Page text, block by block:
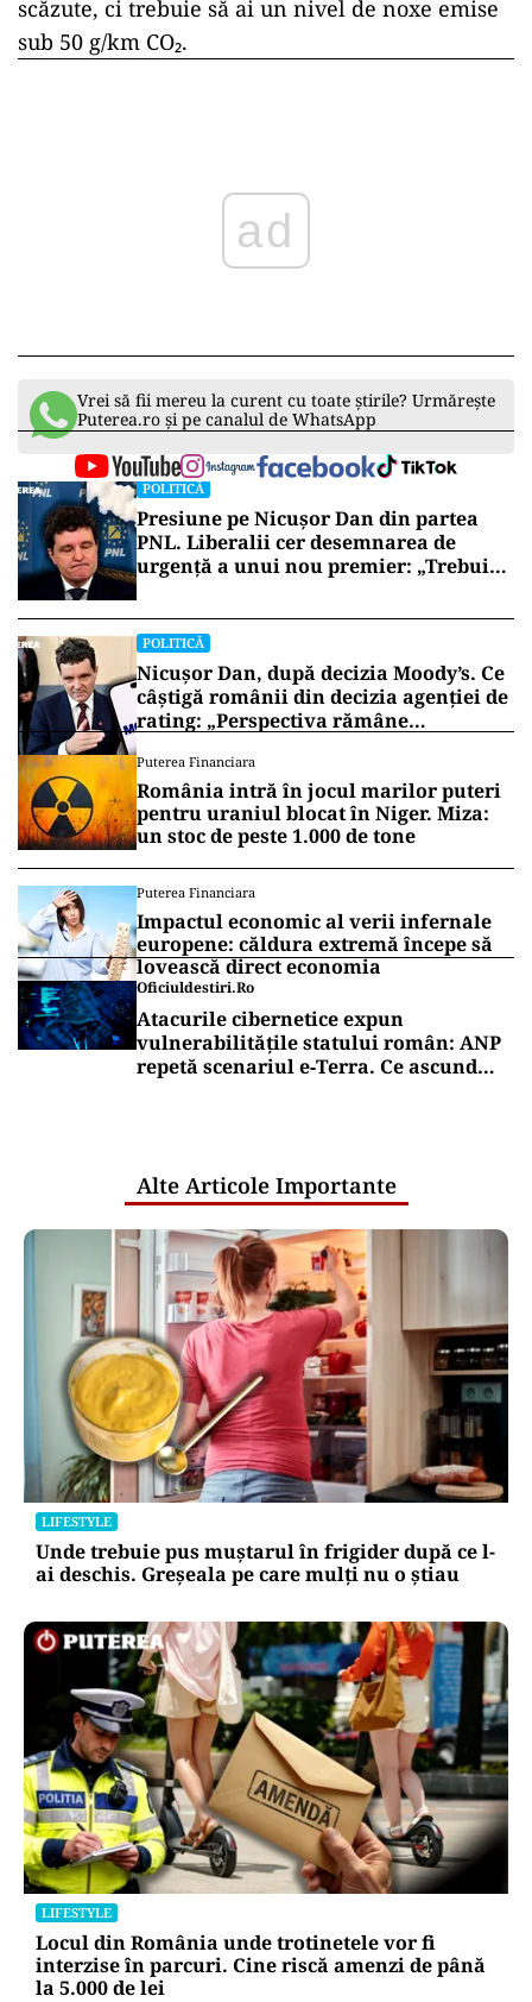
scăzute, ci trebuie să ai un nivel de noxe emise
sub 50 g/km CO₂.
ad
Vrei să fii mereu la curent cu toate știrile? Urmărește
Puterea.ro și pe canalul de WhatsApp
POLITICĂ
Presiune pe Nicușor Dan din partea
PNL. Liberalii cer desemnarea de
urgență a unui nou premier: „Trebuie
POLITICĂ
Nicușor Dan, după decizia Moody’s. Ce
câștigă românii din decizia agenției de
rating: „Perspectiva rămâne
Puterea Financiara
România intră în jocul marilor puteri
pentru uraniul blocat în Niger. Miza:
un stoc de peste 1.000 de tone
Puterea Financiara
Impactul economic al verii infernale
europene: căldura extremă începe să
lovească direct economia
Oficiuldestiri.ro
Atacurile cibernetice expun
vulnerabilitățile statului român: ANP
repetă scenariul e‑Terra. Ce ascund
Alte Articole Importante
LIFESTYLE
Unde trebuie pus muștarul în frigider după ce l-
ai deschis. Greșeala pe care mulți nu o știau
LIFESTYLE
Locul din România unde trotinetele vor fi
interzise în parcuri. Cine riscă amenzi de până
la 5.000 de lei